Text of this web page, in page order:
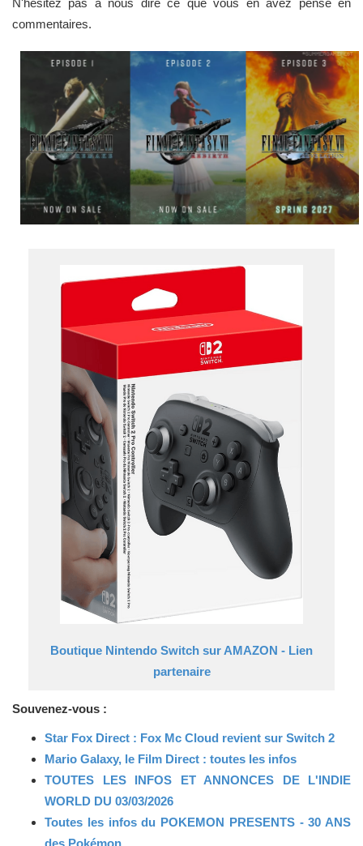
N'hésitez pas à nous dire ce que vous en avez pensé en
commentaires.
Boutique Nintendo Switch sur AMAZON - Lien
partenaire
Souvenez-vous :
Star Fox Direct : Fox Mc Cloud revient sur Switch 2
Mario Galaxy, le Film Direct : toutes les infos
TOUTES LES INFOS ET ANNONCES DE L'INDIE
WORLD DU 03/03/2026
Toutes les infos du POKEMON PRESENTS - 30 ANS
des Pokémon